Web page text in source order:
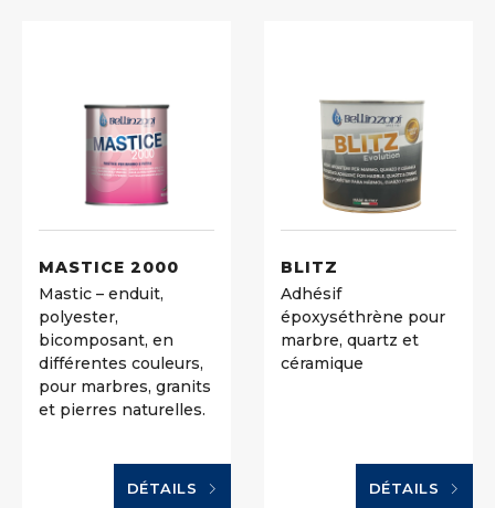
MASTICE 2000
Mastic – enduit,
polyester,
bicomposant, en
différentes couleurs,
pour marbres, granits
et pierres naturelles.
DÉTAILS
BLITZ
Adhésif
époxyséthrène pour
marbre, quartz et
céramique
DÉTAILS